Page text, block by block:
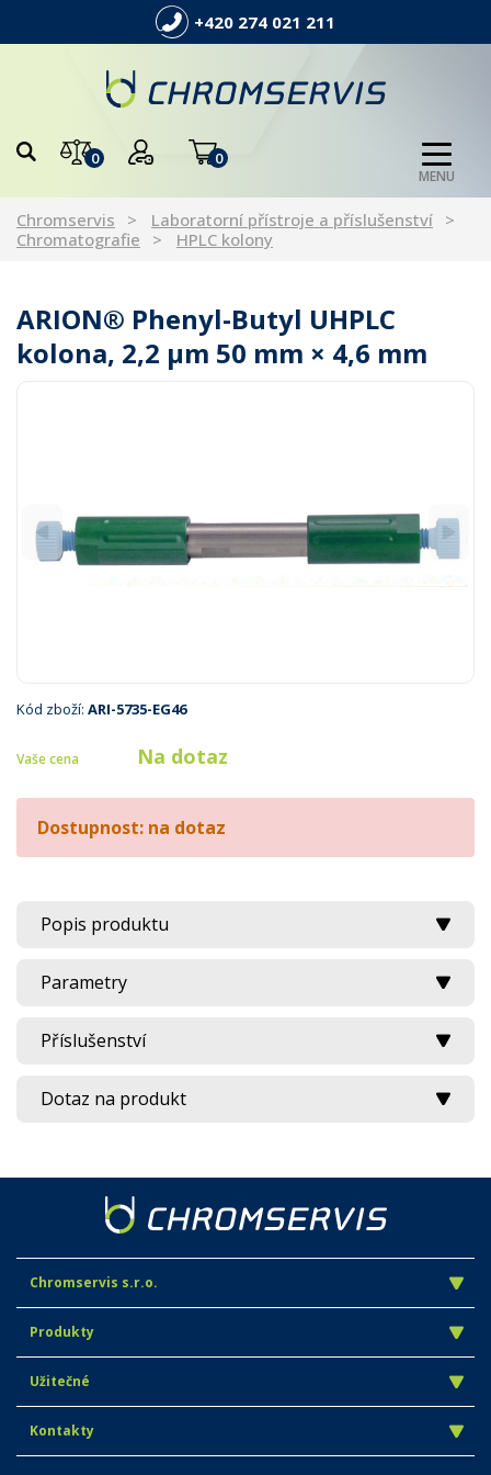
+420 274 021 211
0 0
MENU
Chromservis
Laboratorní přístroje a příslušenství
Chromatografie
HPLC kolony
ARION® Phenyl-Butyl UHPLC
kolona, 2,2 µm 50 mm × 4,6 mm
Kód zboží: ARI-5735-EG46
Vaše cena Na dotaz
Dostupnost: na dotaz
Popis produktu
Parametry
Příslušenství
Dotaz na produkt
Chromservis s.r.o.
Produkty
Užitečné
Kontakty